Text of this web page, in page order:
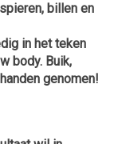
billen en
in het teken
body. Buik,
genomen!